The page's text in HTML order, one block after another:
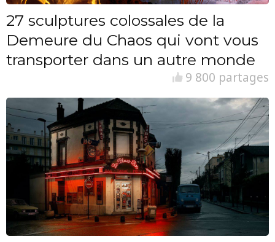
27 sculptures colossales de la
Demeure du Chaos qui vont vous
transporter dans un autre monde
9 800 partages